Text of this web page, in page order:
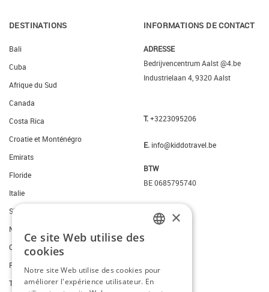
DESTINATIONS
Bali
Cuba
Afrique du Sud
Canada
Costa Rica
Croatie et Monténégro
Emirats
Floride
Italie
Slovenie
New York
Ouest des Etats-Unis
Portugal
Thailande
INFORMATIONS DE CONTACT
ADRESSE
Bedrijvencentrum Aalst @4.be
Industrielaan 4, 9320 Aalst
T.+3223095206
E. info@kiddotravel.be
BTW
BE 0685795740
×
Ce site Web utilise des
cookies
Notre site Web utilise des cookies pour
améliorer l'expérience utilisateur. En